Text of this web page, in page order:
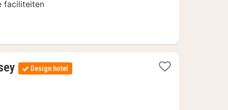
faciliteiten
1
nacht
Design hotel